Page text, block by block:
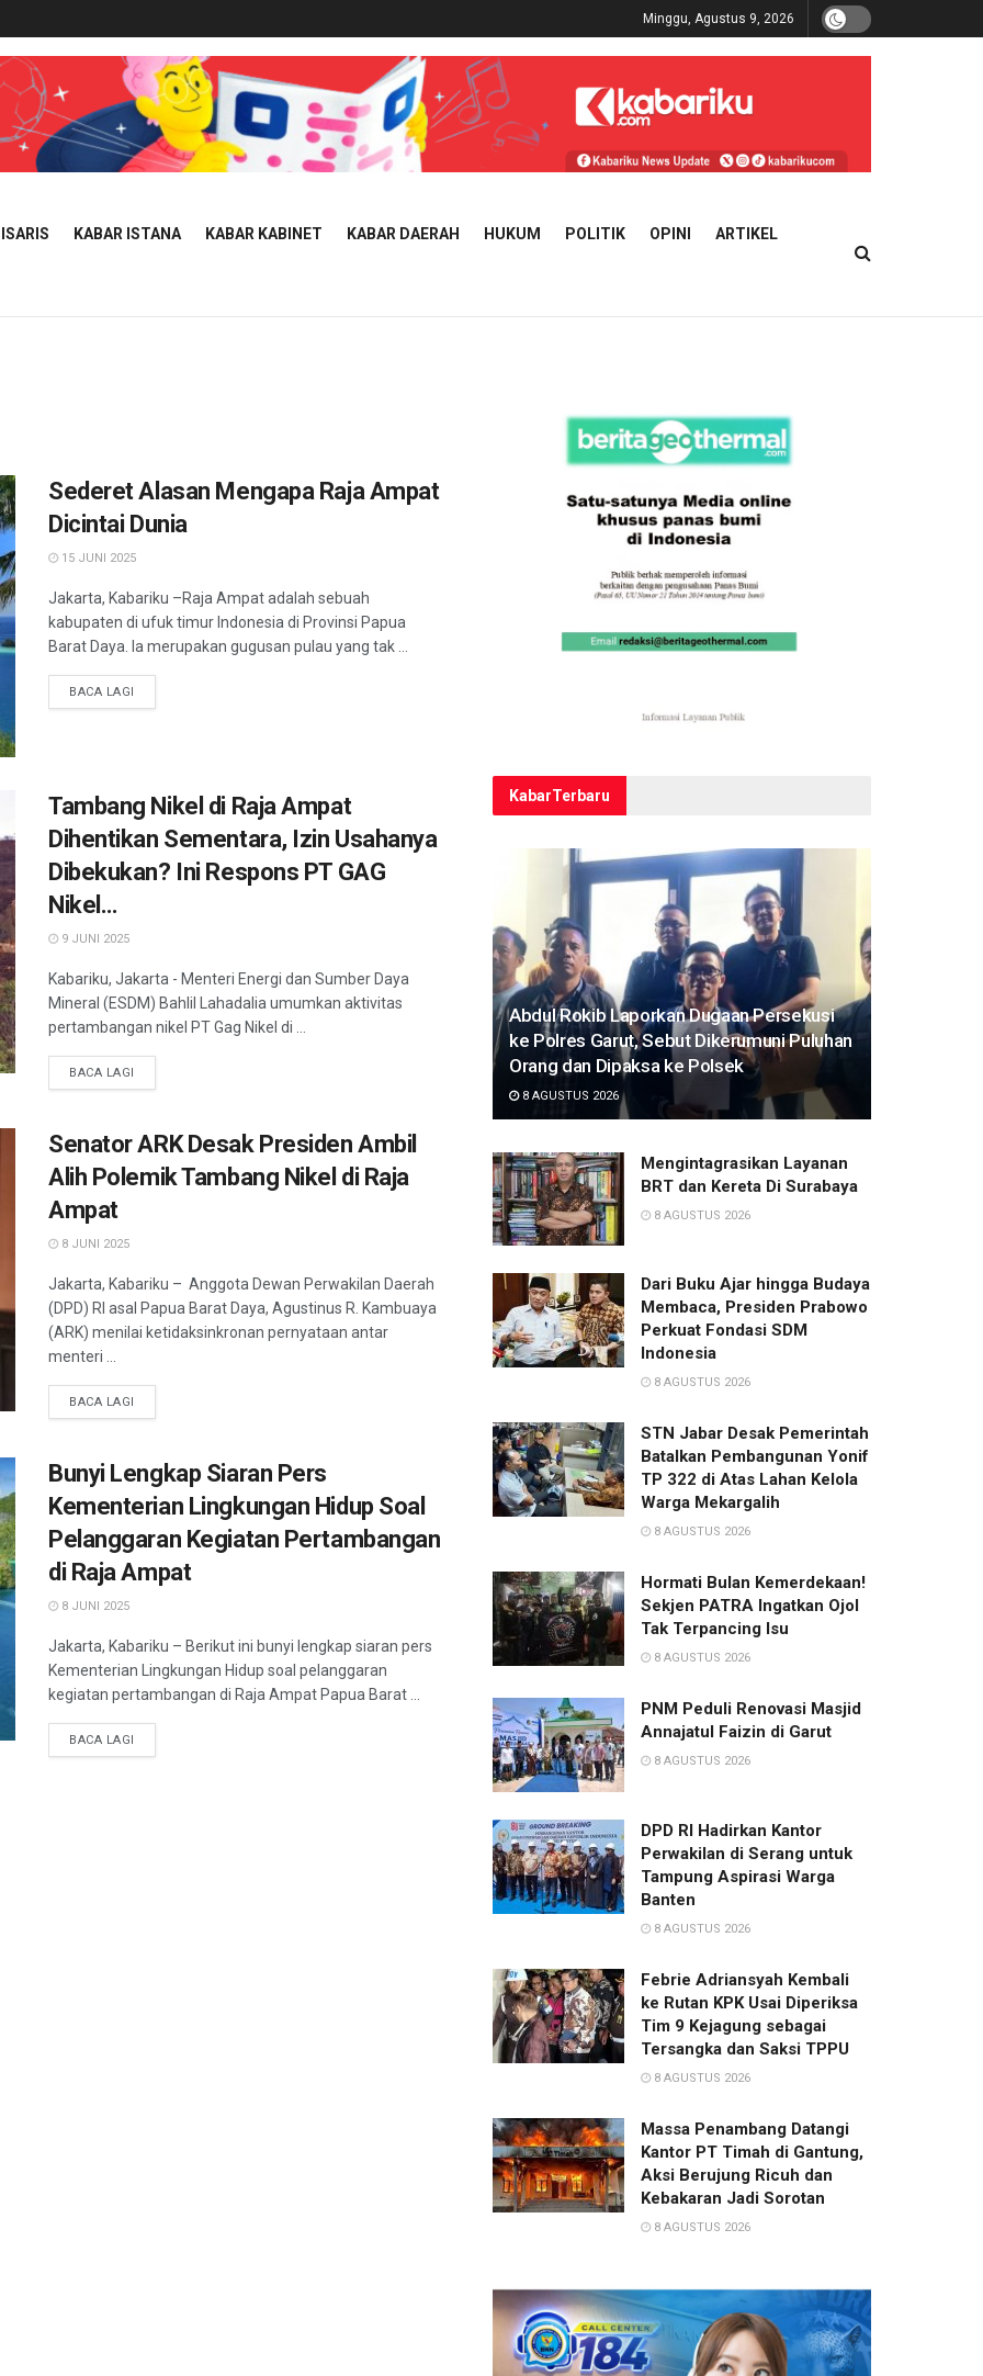
Minggu, Agustus 9, 2026
KABAR ISTANA KABAR KABINET KABAR DAERAH HUKUM POLITIK OPINI ARTIKEL
Sederet Alasan Mengapa Raja Ampat
Dicintai Dunia
15 JUNI 2025
Jakarta, Kabariku –Raja Ampat adalah sebuah
kabupaten di ufuk timur Indonesia di Provinsi Papua
Barat Daya. Ia merupakan gugusan pulau yang tak ...
BACA LAGI
Tambang Nikel di Raja Ampat
Dihentikan Sementara, Izin Usahanya
Dibekukan? Ini Respons PT GAG
Nikel…
9 JUNI 2025
Kabariku, Jakarta - Menteri Energi dan Sumber Daya
Mineral (ESDM) Bahlil Lahadalia umumkan aktivitas
pertambangan nikel PT Gag Nikel di ...
BACA LAGI
Senator ARK Desak Presiden Ambil
Alih Polemik Tambang Nikel di Raja
Ampat
8 JUNI 2025
Jakarta, Kabariku – Anggota Dewan Perwakilan Daerah
(DPD) RI asal Papua Barat Daya, Agustinus R. Kambuaya
(ARK) menilai ketidaksinkronan pernyataan antar
menteri ...
BACA LAGI
Bunyi Lengkap Siaran Pers
Kementerian Lingkungan Hidup Soal
Pelanggaran Kegiatan Pertambangan
di Raja Ampat
8 JUNI 2025
Jakarta, Kabariku – Berikut ini bunyi lengkap siaran pers
Kementerian Lingkungan Hidup soal pelanggaran
kegiatan pertambangan di Raja Ampat Papua Barat ...
BACA LAGI
KabarTerbaru
Abdul Rokib Laporkan Dugaan Persekusi
ke Polres Garut, Sebut Dikerumuni Puluhan
Orang dan Dipaksa ke Polsek
8 AGUSTUS 2026
Mengintagrasikan Layanan
BRT dan Kereta Di Surabaya
8 AGUSTUS 2026
Dari Buku Ajar hingga Budaya
Membaca, Presiden Prabowo
Perkuat Fondasi SDM
Indonesia
8 AGUSTUS 2026
STN Jabar Desak Pemerintah
Batalkan Pembangunan Yonif
TP 322 di Atas Lahan Kelola
Warga Mekargalih
8 AGUSTUS 2026
Hormati Bulan Kemerdekaan!
Sekjen PATRA Ingatkan Ojol
Tak Terpancing Isu
8 AGUSTUS 2026
PNM Peduli Renovasi Masjid
Annajatul Faizin di Garut
8 AGUSTUS 2026
DPD RI Hadirkan Kantor
Perwakilan di Serang untuk
Tampung Aspirasi Warga
Banten
8 AGUSTUS 2026
Febrie Adriansyah Kembali
ke Rutan KPK Usai Diperiksa
Tim 9 Kejagung sebagai
Tersangka dan Saksi TPPU
8 AGUSTUS 2026
Massa Penambang Datangi
Kantor PT Timah di Gantung,
Aksi Berujung Ricuh dan
Kebakaran Jadi Sorotan
8 AGUSTUS 2026